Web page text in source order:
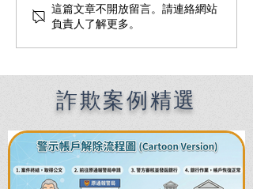
何時該找刑事律師完整指
南：偵查到審判階段，4大
關鍵時機全解析
這篇文章不開放留言。請連絡網站
負責人了解更多。
詐欺案例精選